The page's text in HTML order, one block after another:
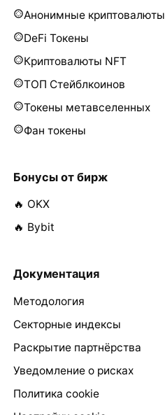
Анонимные криптовалюты
DeFi Токены
Криптовалюты NFT
ТОП Стейблкоинов
Токены метавселенных
Фан токены
Бонусы от бирж
🔥 OKX
🔥 Bybit
Документация
Методология
Секторные индексы
Раскрытие партнёрства
Уведомление о рисках
Политика cookie